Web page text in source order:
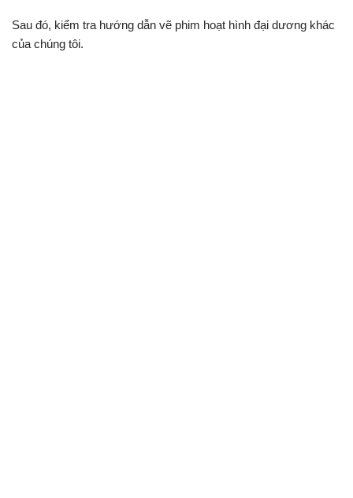
Sau đó, kiểm tra hướng dẫn vẽ phim hoạt hình đại dương khác
của chúng tôi.